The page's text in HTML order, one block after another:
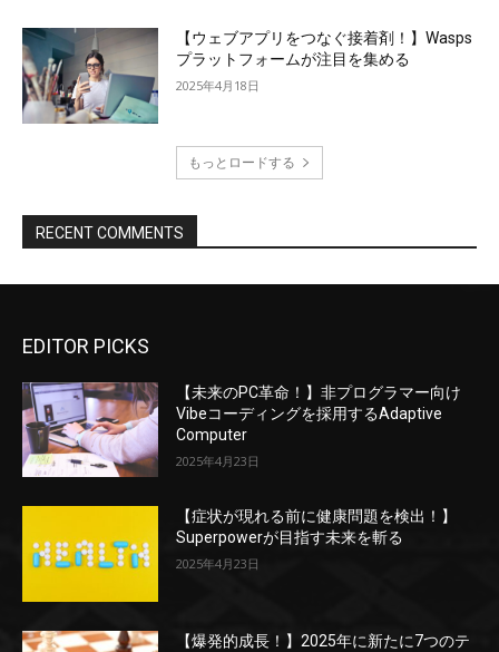
【ウェブアプリをつなぐ接着剤！】Wasps
プラットフォームが注目を集める
2025年4月18日
もっとロードする
RECENT COMMENTS
EDITOR PICKS
【未来のPC革命！】非プログラマー向け
Vibeコーディングを採用するAdaptive
Computer
2025年4月23日
【症状が現れる前に健康問題を検出！】
Superpowerが目指す未来を斬る
2025年4月23日
【爆発的成長！】2025年に新たに7つのテ